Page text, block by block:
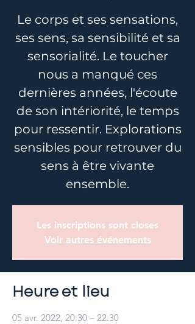
Le corps et ses sensations,
ses sens, sa sensibilité et sa
sensorialité. Le toucher
nous a manqué ces
dernières années, l'écoute
de son intériorité, le temps
pour ressentir. Explorations
sensibles pour retrouver du
sens à être vivante
ensemble.
Les inscriptions sont closes
Voir autres événements
Heure et lieu
05 avr. 2022, 20:30 – 22:30